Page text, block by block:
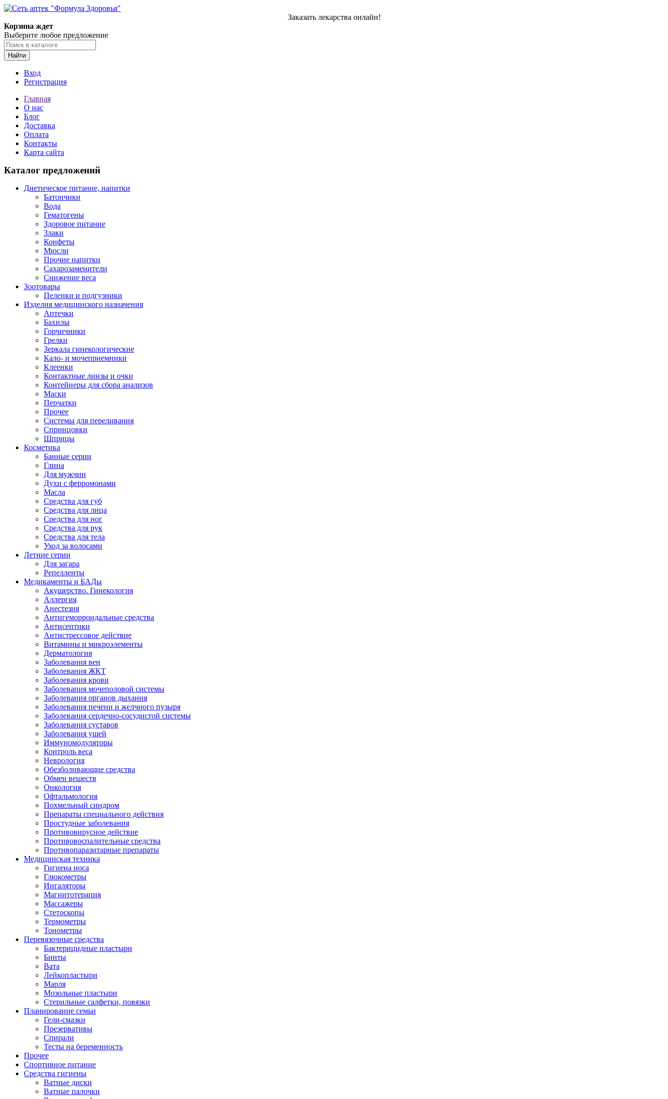
Заказать лекарства онлайн!
Корзина ждет
Выберите любое предложение
Найти
Вход
Регистрация
Главная
О нас
Блог
Доставка
Оплата
Контакты
Карта сайта
Каталог предложений
Диетическое питание, напитки
Батончики
Вода
Гематогены
Здоровое питание
Злаки
Конфеты
Мюсли
Прочие напитки
Сахарозаменители
Снижение веса
Зоотовары
Пеленки и подгузники
Изделия медицинского назначения
Аптечки
Бахилы
Горчичники
Грелки
Зеркала гинекологические
Кало- и мочеприемники
Клеенки
Контактные линзы и очки
Контейнеры для сбора анализов
Маски
Перчатки
Прочее
Системы для переливания
Спринцовки
Шприцы
Косметика
Банные серии
Глина
Для мужчин
Духи с ферромонами
Масла
Средства для губ
Средства для лица
Средства для ног
Средства для рук
Средства для тела
Уход за волосами
Летние серии
Для загара
Репелленты
Медикаменты и БАДы
Акушерство. Гинекология
Аллергия
Анестезия
Антигеморроидальные средства
Антисептики
Антистрессовое действие
Витамины и микроэлементы
Дерматология
Заболевания вен
Заболевания ЖКТ
Заболевания крови
Заболевания мочеполовой системы
Заболевания органов дыхания
Заболевания печени и желчного пузыря
Заболевания сердечно-сосудистой системы
Заболевания суставов
Заболевания ушей
Иммуномодуляторы
Контроль веса
Неврология
Обезболивающие средства
Обмен веществ
Онкология
Офтальмология
Похмельный синдром
Препараты специального действия
Простудные заболевания
Противовирусное действие
Противовоспалительные средства
Противопаразитарные препараты
Медицинская техника
Гигиена носа
Глюкометры
Ингаляторы
Магнитотерапия
Массажеры
Стетоскопы
Термометры
Тонометры
Перевязочные средства
Бактерицидные пластыри
Бинты
Вата
Лейкопластыри
Марля
Мозольные пластыри
Стерильные салфетки, повязки
Планирование семьи
Гели-смазки
Презервативы
Спирали
Тесты на беременность
Прочее
Спортивное питание
Средства гигиены
Ватные диски
Ватные палочки